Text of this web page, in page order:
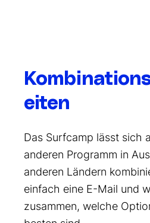
eiten
Das Surfcamp lässt sich
anderen Programm in
anderen Ländern
einfach eine E-Mail und
zusammen, welche